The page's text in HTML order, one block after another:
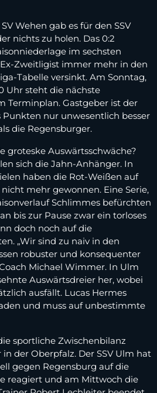
Wehen gab es für den SSV
nichts zu holen. Das 0:2
im sechsten
Zweitligist immer mehr in den
Tabelle versinkt. Am Sonntag,
Uhr steht die nächste
Terminplan. Gastgeber ist der
Punkten nur unwesentlich besser
die Regensburger.
groteske Auswärtsschwäche?
sich die Jahn-Anhänger. In
haben die Rot-Weißen auf
mehr gewonnen. Eine Serie,
Schlimmes befürchten
bis zur Pause zwar ein torloses
doch noch auf die
„Wir sind zu naiv in den
robuster und konsequenter
Michael Wimmer. In Ulm
Auswärtsdreier her, wobei
ausfällt. Lucas Hermes
und muss auf unbestimmte
sportliche Zwischenbilanz
der Oberpfalz. Der SSV Ulm hat
gegen Regensburg auf die
reagiert und am Mittwoch die